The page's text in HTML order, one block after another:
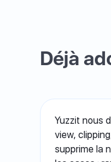
Déjà
Yuzzit nous
view,
supprime la